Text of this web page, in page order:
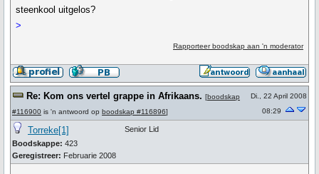
steenkool uitgelos?
>
Rapporteer boodskap aan 'n moderator
Re: Kom ons vertel grappe in Afrikaans. [boodskap
#116900 is 'n antwoord op boodskap #116896]
Di., 22 April 2008
08:29
Torreke[1]
Boodskappe: 423
Geregistreer: Februarie 2008
Senior Lid